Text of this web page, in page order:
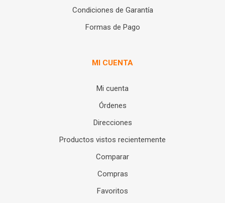
Condiciones de Garantía
Formas de Pago
MI CUENTA
Mi cuenta
Órdenes
Direcciones
Productos vistos recientemente
Comparar
Compras
Favoritos